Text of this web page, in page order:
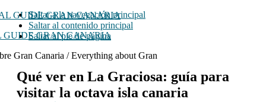
Saltar a la navegación principal
Saltar al contenido principal
Saltar al pie de página
GUIDE GRAN CANARIA
Gran Canaria / Everything about Gran
Qué ver en La Graciosa: guía para
visitar la octava isla canaria